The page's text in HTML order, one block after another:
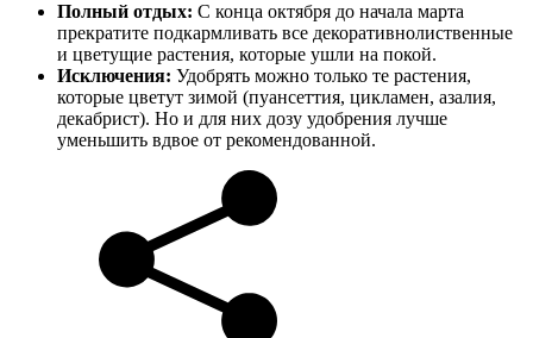
Полный отдых: С конца октября до начала марта
прекратите подкармливать все декоративнолиственные
и цветущие растения, которые ушли на покой.
Исключения: Удобрять можно только те растения,
которые цветут зимой (пуансеттия, цикламен, азалия,
декабрист). Но и для них дозу удобрения лучше
уменьшить вдвое от рекомендованной.